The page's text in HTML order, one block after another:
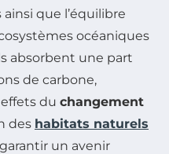
que l’équilibre
océaniques
absorbent une part
de carbone,
du changement
des habitats naturels
un avenir